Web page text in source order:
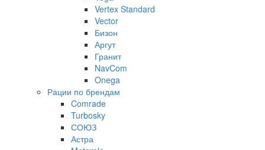
Vertex Standard
Vector
Бизон
Аргут
Гранит
NavCom
Onega
Рации по брендам
Comrade
Turbosky
СОЮЗ
Астра